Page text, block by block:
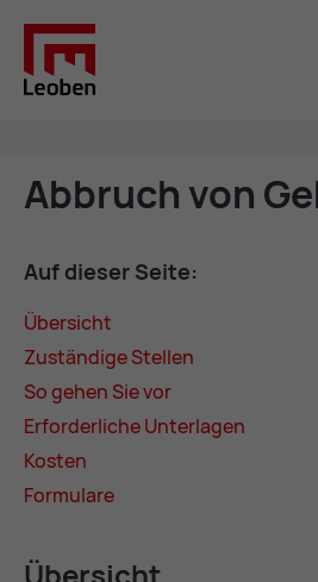
Ab­bruch von
Auf die­ser Sei­te:
Über­sicht
Zu­stän­di­ge Stel­len
So ge­hen Sie vor
Er­for­der­li­che Un­ter­la­gen
Kos­ten
For­mu­la­re